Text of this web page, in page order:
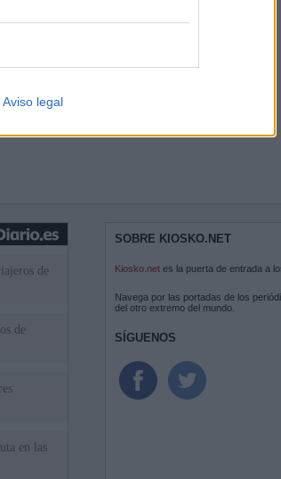
Aviso legal
de
de
en las
SOBRE KIOSKO.NET
Kiosko.net es la puerta de entrada a
Navega por las portadas de los
del otro extremo del mundo.
SÍGUENOS